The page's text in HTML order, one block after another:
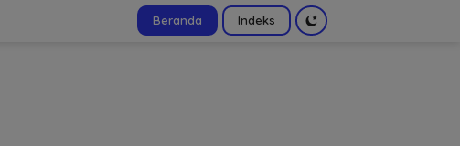
Beranda Indeks